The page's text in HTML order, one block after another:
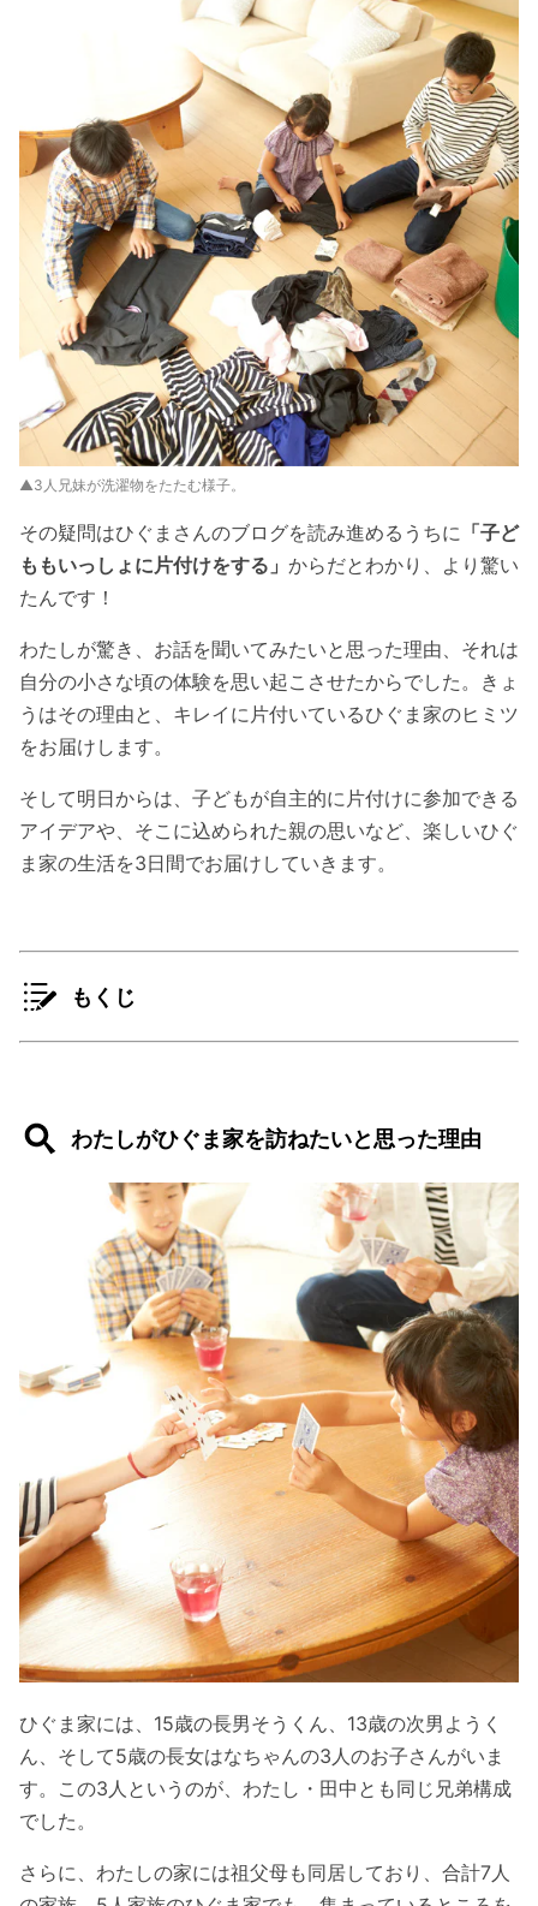
▲3人兄妹が洗濯物をたたむ様子。
その疑問はひぐまさんのブログを読み進めるうちに 「子ど
ももいっしょに片付けをする」 からだとわかり、より驚い
たんです！
わたしが驚き、お話を聞いてみたいと思った理由、それは
自分の小さな頃の体験を思い起こさせたからでした。きょ
うはその理由と、キレイに片付いているひぐま家のヒミツ
をお届けします。
そして明日からは、子どもが自主的に片付けに参加できる
アイデアや、そこに込められた親の思いなど、楽しいひぐ
ま家の生活を3日間でお届けしていきます。
もくじ
わたしがひぐま家を訪ねたいと思った理由
ひぐま家には、15歳の長男そうくん、13歳の次男ようく
ん、そして5歳の長女はなちゃんの3人のお子さんがいま
す。この3人というのが、わたし・田中とも同じ兄弟構成
でした。
さらに、わたしの家には祖父母も同居しており、合計7人